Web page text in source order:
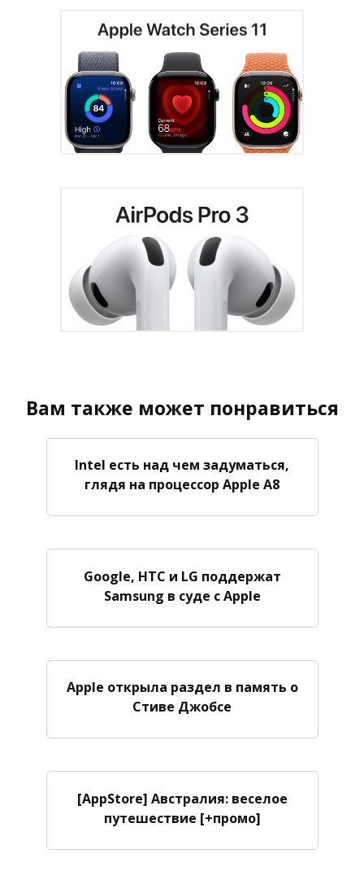
Вам также может понравиться
Intel есть над чем задуматься,
глядя на процессор Apple A8
Google, HTC и LG поддержат
Samsung в суде с Apple
Apple открыла раздел в память о
Стиве Джобсе
[AppStore] Австралия: веселое
путешествие [+промо]